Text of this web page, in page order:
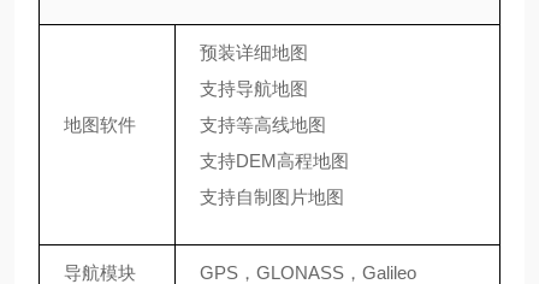
地图软件
预装详细地图
支持导航地图
支持等高线地图
支持DEM高程地图
支持自制图片地图
导航模块 GPS，GLONASS，Galileo